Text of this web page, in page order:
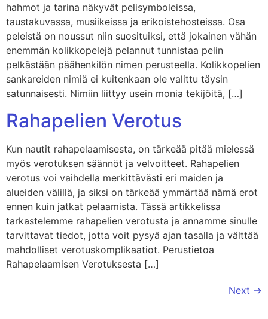
hahmot ja tarina näkyvät pelisymboleissa,
taustakuvassa, musiikeissa ja erikoistehosteissa. Osa
peleistä on noussut niin suosituiksi, että jokainen vähän
enemmän kolikkopelejä pelannut tunnistaa pelin
pelkästään päähenkilön nimen perusteella. Kolikkopelien
sankareiden nimiä ei kuitenkaan ole valittu täysin
satunnaisesti. Nimiin liittyy usein monia tekijöitä, […]
Rahapelien Verotus
Kun nautit rahapelaamisesta, on tärkeää pitää mielessä
myös verotuksen säännöt ja velvoitteet. Rahapelien
verotus voi vaihdella merkittävästi eri maiden ja
alueiden välillä, ja siksi on tärkeää ymmärtää nämä erot
ennen kuin jatkat pelaamista. Tässä artikkelissa
tarkastelemme rahapelien verotusta ja annamme sinulle
tarvittavat tiedot, jotta voit pysyä ajan tasalla ja välttää
mahdolliset verotuskomplikaatiot. Perustietoa
Rahapelaamisen Verotuksesta […]
Next →